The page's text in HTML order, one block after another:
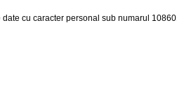
cu caracter personal sub numarul 10860.